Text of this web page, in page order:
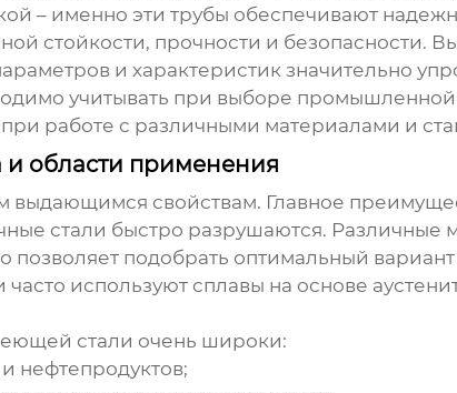
– именно эти трубы обеспечивают
стойкости, прочности и безопасности.
и характеристик значительно
учитывать при выборе промышленной
работе с различными материалами и
области применения
свойствам. Главное
стали быстро разрушаются.
подобрать оптимальный
используют сплавы на основе
стали очень широки:
нефтепродуктов;